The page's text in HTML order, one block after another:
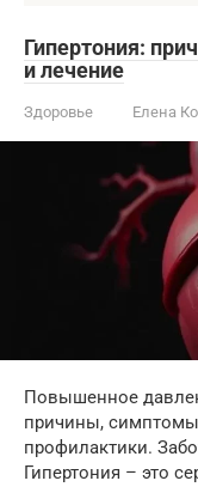
Гипертония:
и лечение
Здоровье Елена
Повышенное
причины,
профилактики.
Гипертония – это